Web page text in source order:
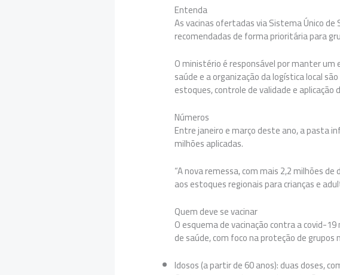
Entenda
As vacinas ofertadas via Sistema Único de
recomendadas de forma prioritária para
O ministério é responsável por manter
saúde e a organização da logística local
estoques, controle de validade e aplicação
Números
Entre janeiro e março deste ano, a pasta
milhões aplicadas.
“A nova remessa, com mais 2,2 milhões
aos estoques regionais para crianças e
Quem deve se vacinar
O esquema de vacinação contra a covid-
de saúde, com foco na proteção de
Idosos (a partir de 60 anos): duas doses,